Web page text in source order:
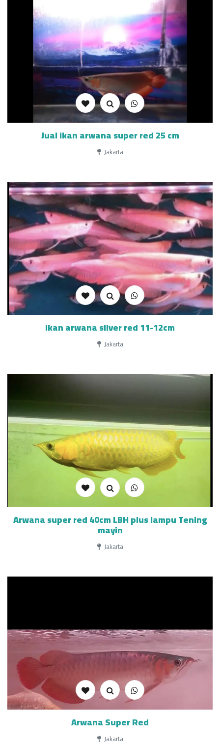
Jual ikan arwana super red 25 cm
Jakarta
Ikan arwana silver red 11-12cm
Jakarta
Arwana super red 40cm LBH plus lampu Tening
mayin
Jakarta
Arwana Super Red
Jakarta